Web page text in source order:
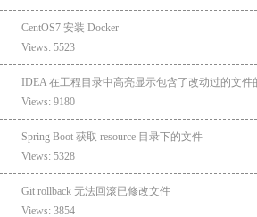
CentOS7 安装 Docker
Views: 5523
IDEA 在工程目录中高亮显示包含了改动过的文件
Views: 9180
Spring Boot 获取 resource 目录下的文件
Views: 5328
Git rollback 无法回滚已修改文件
Views: 3854